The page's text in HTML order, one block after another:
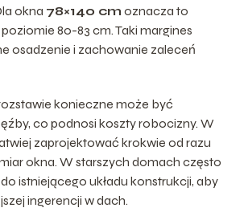
okna 78×140 cm oznacza to
80-83 cm. Taki margines
osadzenie i zachowanie zaleceń
konieczne może być
co podnosi koszty robocizny. W
zaprojektować krokwie od razu
okna. W starszych domach często
istniejącego układu konstrukcji, aby
ingerencji w dach.